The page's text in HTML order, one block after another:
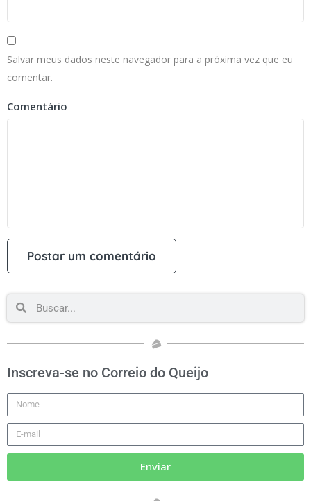
Salvar meus dados neste navegador para a próxima vez que eu
comentar.
Comentário
Inscreva-se no Correio do Queijo
Enviar